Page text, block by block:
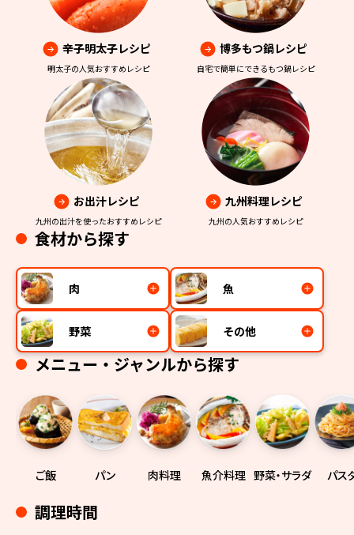
辛子明太子レシピ
明太子の人気おすすめレシピ
博多もつ鍋レシピ
自宅で簡単にできるもつ鍋レシピ
お出汁レシピ
九州の出汁を使ったおすすめレシピ
九州料理レシピ
九州の人気おすすめレシピ
食材から探す
肉 魚
野菜 その他
メニュー・ジャンルから探す
ご飯 パン 肉料理 魚介料理 野菜・サラダ パス
調理時間